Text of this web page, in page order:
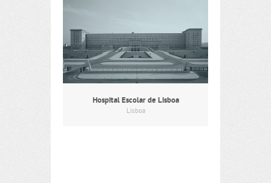
Hospital Escolar de Lisboa
Lisboa